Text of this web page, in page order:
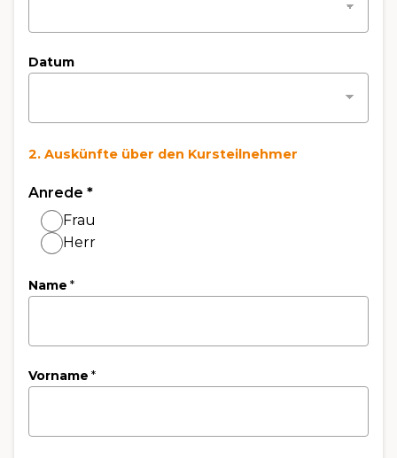
Datum
2. Auskünfte über den Kursteilnehmer
Anrede *
Frau
Herr
Name *
Vorname *